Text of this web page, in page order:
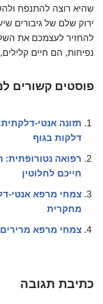
שהיא רוצה להתנפח
ירוק שלם של גיבורים
להחזיר לעצמכם את
נפיחות, הם חיים
פוסטים קשורים
תזונה אנטי-
דלקות בגוף
רפואה נטורופתית:
חייכם לחלוטין
צמחי מרפא אנטי-
מחקרית
צמחי מרפא
כתיבת תגובה